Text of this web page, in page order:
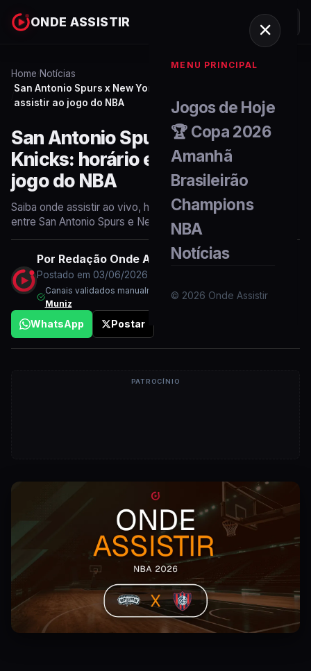
ONDE ASSISTIR
MENU PRINCIPAL
Jogos de Hoje
🏆 Copa 2026
Amanhã
Brasileirão
Champions
NBA
Notícias
© 2026 Onde Assistir
Home Notícias
San Antonio Spurs x New York Knicks: horário e onde
assistir ao jogo do NBA
San Antonio Spurs x New York
Knicks: horário e onde assistir ao
jogo do NBA
Saiba onde assistir ao vivo, horário e informações do jogo
entre San Antonio Spurs e New York Knicks pelo NBA.
Por Redação Onde Assistir
Postado em 03/06/2026
Canais validados manualmente em03/06/2026 às 20:15
Muniz
WhatsApp Postar
PATROCÍNIO